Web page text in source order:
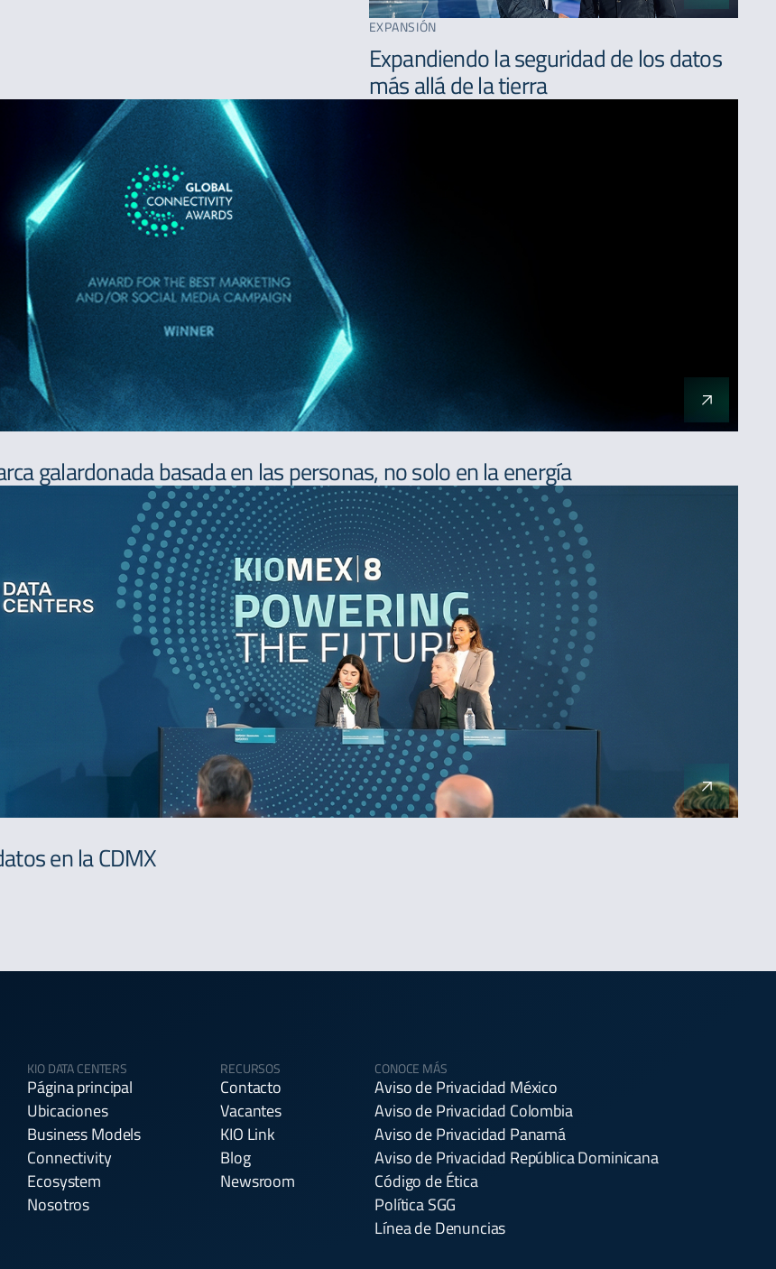
EXPANSIÓN
Expandiendo la seguridad de los datos
más allá de la tierra
galardonada basada en las personas, no solo en la energía
en la CDMX
KIO DATA CENTERS
Página principal
Ubicaciones
Business Models
Connectivity
Ecosystem
Nosotros
RECURSOS
Contacto
Vacantes
KIO Link
Blog
Newsroom
CONOCE MÁS
Aviso de Privacidad México
Aviso de Privacidad Colombia
Aviso de Privacidad Panamá
Aviso de Privacidad República Dominicana
Código de Ética
Política SGG
Línea de Denuncias